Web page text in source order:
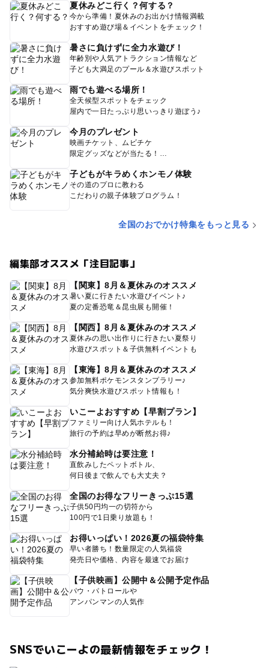
夏休みどこ行く？何する？
今から準備！夏休みのお出かけ情報満載
おすすめ遊び場＆イベントをチェック！
暑さに負けずに全力水遊び！
年齢別や人気アトラクション情報など
子ども大満足のプール＆水遊びスポット
雨でも遊べる場所！
全天候型スポットをチェック
屋内で一日たっぷり思いっきり遊ぼう♪
今月のプレゼント
映画チケット、ムビチケ
限定グッズなどが当たる！
子どもがキラめくホンモノ体験
その道のプロに教わる
こだわりの親子体験プログラム！
全国のおでかけ特集をもっと見る
編集部オススメ「注目記事」
【関東】8月＆夏休みのオススメ
暑い夏に行きたい水遊びイベント♪
夏の定番恐竜＆昆虫展も開催！
【関西】8月＆夏休みのオススメ
夏休みの思い出作りに行きたい夏祭り
水遊びスポット＆子供無料イベントも
【東海】8月＆夏休みのオススメ
参加無料ポケモンスタンプラリー♪
気分爽快水遊びスポット情報も！
いこーよおすすめ【早割プラン】
ファミリー向け人気ホテルも！
旅行の予約は早めが断然お得♪
水分補給時は要注意！
直飲みしたペットボトル、
何日後まで飲んでも大丈夫？
全国のお得なフリーきっぷ15選
子供50円均一の切符から
100円で1日乗り放題も！
お得いっぱい！2026夏の福袋特集
早い者勝ち！数量限定の人気福袋
発売日や価格、内容を最速でお届け
【子供映画】公開中＆公開予定作品
パウ・パトロールや
アンパンマンの人気作
SNSでいこーよの最新情報をチェック！